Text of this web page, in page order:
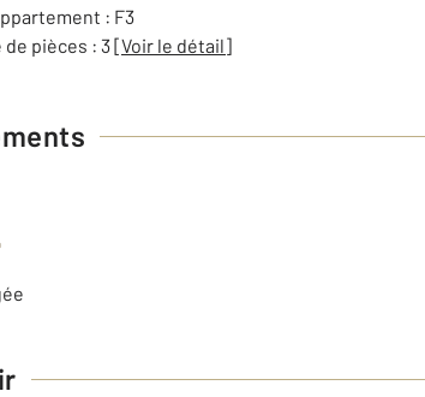
: F3
de pièces : 3[Voir le détail]